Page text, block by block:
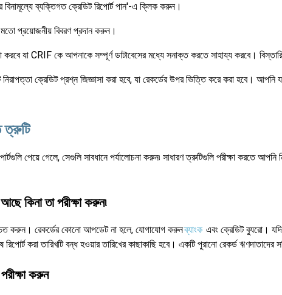
ব্যক্তিগত ক্রেডিট রিপোর্ট পান'-এ ক্লিক করুন।
মতো প্রয়োজনীয় বিবরণ প্রদান করুন।
করবে যা CRIF কে আপনাকে সম্পূর্ণ ডাটাবেসের মধ্যে সনাক্ত করতে সাহায্য করবে।
ক্রেডিট প্রশ্ন জিজ্ঞাসা করা হবে, যা রেকর্ডের উপর ভিত্তি করে করা হবে।
ত্রুটি
পেয়ে গেলে, সেগুলি সাবধানে পর্যালোচনা করুন৷ সাধারণ ত্রুটিগুলি পরীক্ষা করতে
কিনা তা পরীক্ষা করুন৷
করুন। রেকর্ডের কোনো আপডেট না হলে, যোগাযোগ করুনব্যাংক এবং ক্রেডিট ব্যুরো। যদি
রিপোর্ট করা তারিখটি বন্ধ হওয়ার তারিখের কাছাকাছি হবে। একটি পুরানো রেকর্ড
করুন